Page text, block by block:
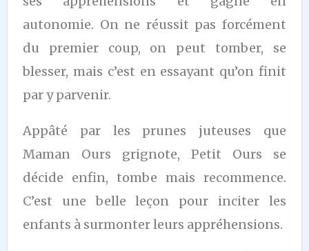
autonomie. On ne réussit pas forcément
du premier coup, on peut tomber, se
blesser, mais c’est en essayant qu’on finit
par y parvenir.
Appâté par les prunes juteuses que
Maman Ours grignote, Petit Ours se
décide enfin, tombe mais recommence.
C’est une belle leçon pour inciter les
enfants à surmonter leurs appréhensions.